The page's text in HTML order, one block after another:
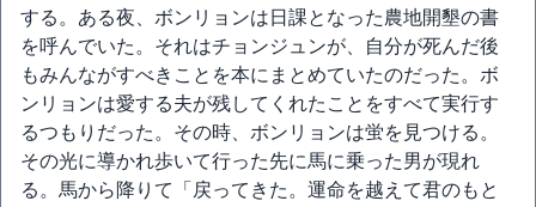
する。ある夜、ボンリョンは日課となった農地開墾の書
を呼んでいた。それはチョンジュンが、自分が死んだ後
もみんながすべきことを本にまとめていたのだった。ボ
ンリョンは愛する夫が残してくれたことをすべて実行す
るつもりだった。その時、ボンリョンは蛍を見つける。
その光に導かれ歩いて行った先に馬に乗った男が現れ
る。馬から降りて「戻ってきた。運命を越えて君のもと